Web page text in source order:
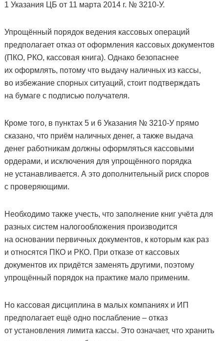
1 Указания ЦБ от 11 марта 2014 г. № 3210-У.
Упрощённый порядок ведения кассовых операций
предполагает отказ от оформления кассовых документов
(ПКО, РКО, кассовая книга). Однако безопаснее
их оформлять, потому что выдачу наличных из кассы,
во избежание спорных ситуаций, стоит подтверждать
на бумаге с подписью получателя.
Кроме того, в пунктах 5 и 6 Указания № 3210-У прямо
сказано, что приём наличных денег, а также выдача
денег работникам должны оформляться кассовыми
ордерами, и исключения для упрощённого порядка
не устанавливается. А это дополнительный риск споров
с проверяющими.
Необходимо также учесть, что заполнение книг учёта для
разных систем налогообложения производится
на основании первичных документов, к которым как раз
и относятся ПКО и РКО. При отказе от кассовых
документов их придётся заменять другими, поэтому
упрощённый порядок на практике мало применим.
Но кассовая дисциплина в малых компаниях и ИП
предполагает ещё одно послабление – отказ
от установления лимита кассы. Это означает, что хранить